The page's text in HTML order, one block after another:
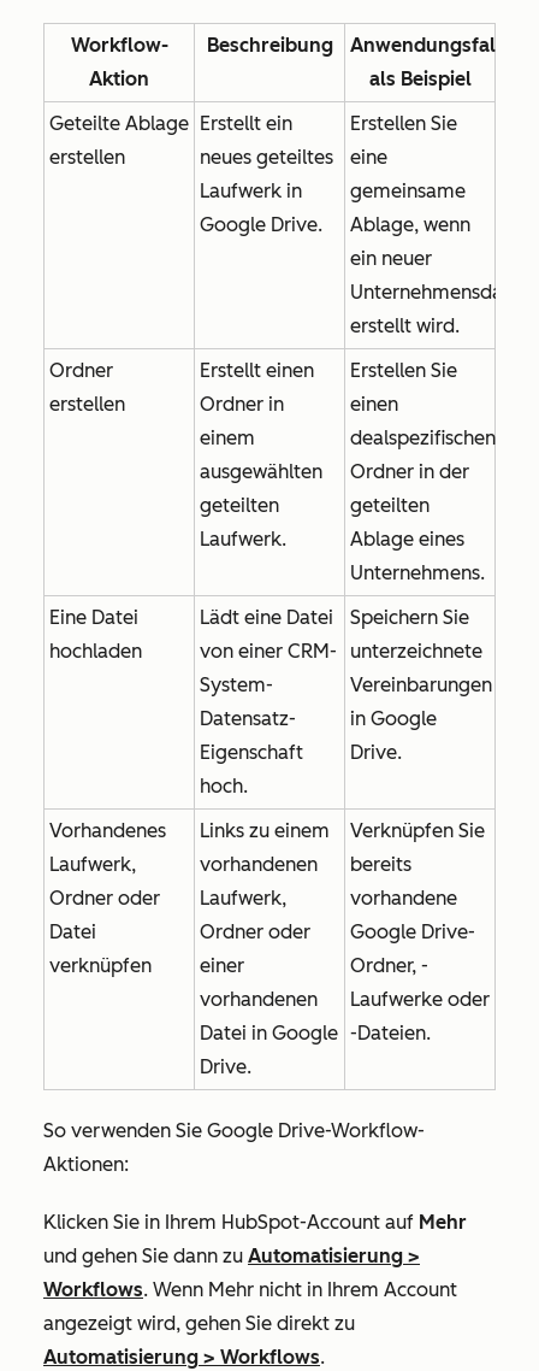
Workflow-
Aktion
Beschreibung
Anwendungsfall
als Beispiel
Geteilte Ablage
erstellen
Erstellt ein
neues geteiltes
Laufwerk in
Google Drive.
Erstellen Sie
eine
gemeinsame
Ablage, wenn
ein neuer
erstellt wird.
Ordner
erstellen
Erstellt einen
Ordner in
einem
ausgewählten
geteilten
Laufwerk.
Erstellen Sie
einen
dealspezifischen
Ordner in der
geteilten
Ablage eines
Unternehmens.
Eine Datei
hochladen
Lädt eine Datei
von einer CRM-
System-
Datensatz-
Eigenschaft
hoch.
Speichern Sie
unterzeichnete
Vereinbarungen
in Google
Drive.
Vorhandenes
Laufwerk,
Ordner oder
Datei
verknüpfen
Links zu einem
vorhandenen
Laufwerk,
Ordner oder
einer
vorhandenen
Datei in Google
Drive.
Verknüpfen Sie
bereits
vorhandene
Google Drive-
Ordner, -
Laufwerke oder
-Dateien.
So verwenden Sie Google Drive-Workflow-
Aktionen:
Klicken Sie in Ihrem HubSpot-Account auf Mehr
und gehen Sie dann zu Automatisierung >
Workflows. Wenn Mehr nicht in Ihrem Account
angezeigt wird, gehen Sie direkt zu
Automatisierung > Workflows.